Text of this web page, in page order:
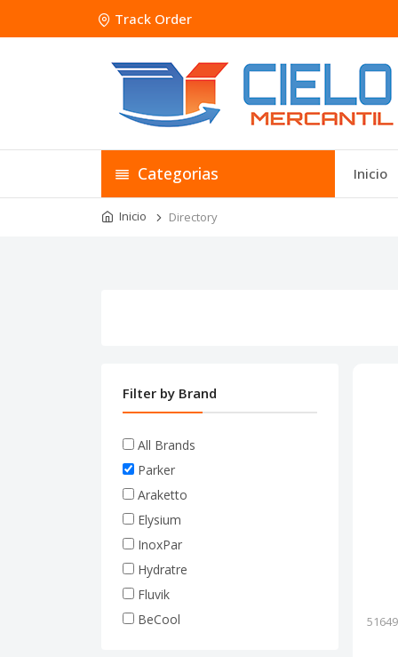
Track Order
Categorias Inicio
Inicio Directory
Filter by Brand
All Brands
Parker
Araketto
Elysium
InoxPar
Hydratre
Fluvik
BeCool